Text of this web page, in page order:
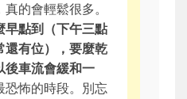
的會輕鬆很多。
早點到（下午三點
還有位），要麼乾
後車流會緩和一
恐怖的時段。別忘